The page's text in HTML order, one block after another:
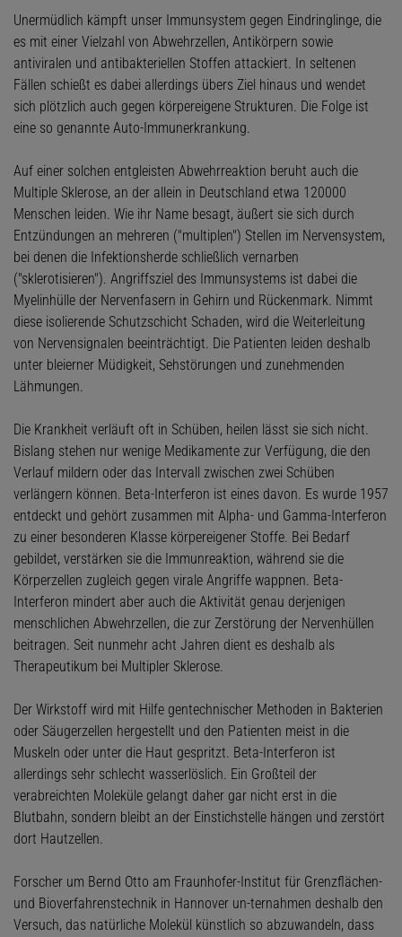
Unermüdlich kämpft unser Immunsystem gegen Eindringlinge, die
es mit einer Vielzahl von Abwehrzellen, Antikörpern sowie
antiviralen und antibakteriellen Stoffen attackiert. In seltenen
Fällen schießt es dabei allerdings übers Ziel hinaus und wendet
sich plötzlich auch gegen körpereigene Strukturen. Die Folge ist
eine so genannte Auto-Immunerkrankung.
Auf einer solchen entgleisten Abwehrreaktion beruht auch die
Multiple Sklerose, an der allein in Deutschland etwa 120000
Menschen leiden. Wie ihr Name besagt, äußert sie sich durch
Entzündungen an mehreren ("multiplen") Stellen im Nervensystem,
bei denen die Infektionsherde schließlich vernarben
("sklerotisieren"). Angriffsziel des Immunsystems ist dabei die
Myelinhülle der Nervenfasern in Gehirn und Rückenmark. Nimmt
diese isolierende Schutzschicht Schaden, wird die Weiterleitung
von Nervensignalen beeinträchtigt. Die Patienten leiden deshalb
unter bleierner Müdigkeit, Sehstörungen und zunehmenden
Lähmungen.
Die Krankheit verläuft oft in Schüben, heilen lässt sie sich nicht.
Bislang stehen nur wenige Medikamente zur Verfügung, die den
Verlauf mildern oder das Intervall zwischen zwei Schüben
verlängern können. Beta-Interferon ist eines davon. Es wurde 1957
entdeckt und gehört zusammen mit Alpha- und Gamma-Interferon
zu einer besonderen Klasse körpereigener Stoffe. Bei Bedarf
gebildet, verstärken sie die Immunreaktion, während sie die
Körperzellen zugleich gegen virale Angriffe wappnen. Beta-
Interferon mindert aber auch die Aktivität genau derjenigen
menschlichen Abwehrzellen, die zur Zerstörung der Nervenhüllen
beitragen. Seit nunmehr acht Jahren dient es deshalb als
Therapeutikum bei Multipler Sklerose.
Der Wirkstoff wird mit Hilfe gentechnischer Methoden in Bakterien
oder Säugerzellen hergestellt und den Patienten meist in die
Muskeln oder unter die Haut gespritzt. Beta-Interferon ist
allerdings sehr schlecht wasserlöslich. Ein Großteil der
verabreichten Moleküle gelangt daher gar nicht erst in die
Blutbahn, sondern bleibt an der Einstichstelle hängen und zerstört
dort Hautzellen.
Forscher um Bernd Otto am Fraunhofer-Institut für Grenzflächen-
und Bioverfahrenstechnik in Hannover un-ternahmen deshalb den
Versuch, das natürliche Molekül künstlich so abzuwandeln, dass